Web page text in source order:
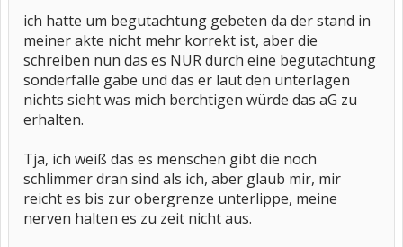
ich hatte um begutachtung gebeten da der stand in
meiner akte nicht mehr korrekt ist, aber die
schreiben nun das es NUR durch eine begutachtung
sonderfälle gäbe und das er laut den unterlagen
nichts sieht was mich berchtigen würde das aG zu
erhalten.
Tja, ich weiß das es menschen gibt die noch
schlimmer dran sind als ich, aber glaub mir, mir
reicht es bis zur obergrenze unterlippe, meine
nerven halten es zu zeit nicht aus.